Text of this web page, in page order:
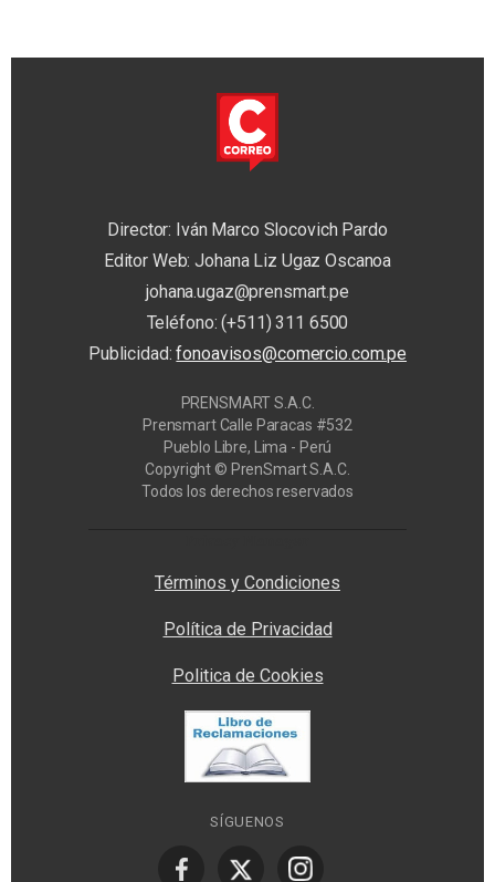
Director: Iván Marco Slocovich Pardo
Editor Web: Johana Liz Ugaz Oscanoa
johana.ugaz@prensmart.pe
Teléfono: (+511) 311 6500
Publicidad:fonoavisos@comercio.com.pe
PRENSMART S.A.C.
Prensmart Calle Paracas #532
Pueblo Libre, Lima - Perú
Copyright © PrenSmart S.A.C.
Todos los derechos reservados
Términos y Condiciones
Política de Privacidad
Politica de Cookies
SÍGUENOS